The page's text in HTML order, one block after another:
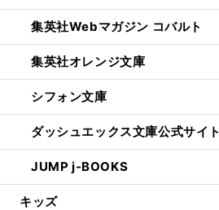
集英社Webマガジン コバルト
集英社オレンジ文庫
シフォン文庫
ダッシュエックス文庫公式サイト
JUMP j-BOOKS
キッズ